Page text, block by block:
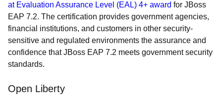
at Evaluation Assurance Level (EAL) 4+ award for JBoss
EAP 7.2. The certification provides government agencies,
financial institutions, and customers in other security-
sensitive and regulated environments the assurance and
confidence that JBoss EAP 7.2 meets government security
standards.
Open Liberty